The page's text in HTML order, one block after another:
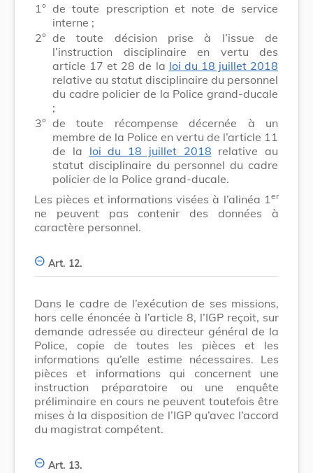
1° de toute prescription et note de service
interne ;
2° de toute décision prise à l’issue de
l’instruction disciplinaire en vertu des
article 17 et 28 de la loi du 18 juillet 2018
relative au statut disciplinaire du personnel
du cadre policier de la Police grand-ducale
;
3° de toute récompense décernée à un
membre de la Police en vertu de l’article 11
de la loi du 18 juillet 2018 relative au
statut disciplinaire du personnel du cadre
policier de la Police grand-ducale.
Les pièces et informations visées à l’alinéa 1 er
ne peuvent pas contenir des données à
caractère personnel.
Art. 12.
Dans le cadre de l’exécution de ses missions,
hors celle énoncée à l’article 8, l’IGP reçoit, sur
demande adressée au directeur général de la
Police, copie de toutes les pièces et les
informations qu’elle estime nécessaires. Les
pièces et informations qui concernent une
instruction préparatoire ou une enquête
préliminaire en cours ne peuvent toutefois être
mises à la disposition de l’IGP qu’avec l’accord
du magistrat compétent.
Art. 13.